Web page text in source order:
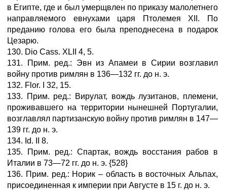
в Египте, где и был умерщвлен по приказу малолетнего
направляемого евнухами царя Птолемея XII. По
преданию голова его была преподнесена в подарок
Цезарю.
130. Dio Cass. XLII 4, 5.
131. Прим. ред.: Эвн из Апамеи в Сирии возглавил
войну против римлян в 136—132 гг. до н. э.
132. Flor. I 32, 15.
133. Прим. ред.: Вирулат, вождь лузитанов, племени,
проживавшего на территории нынешней Португалии,
возглавлял партизанскую войну против римлян в 147—
139 гг. до н. э.
134. Id. II 8.
135. Прим. ред.: Спартак, вождь восстания рабов в
Италии в 73—72 гг. до н. э. {528}
136. Прим. ред.: Норик – область в восточных Альпах,
присоединенная к империи при Августе в 15 г. до н. э.